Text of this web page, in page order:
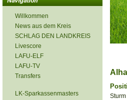
Willkommen
News aus dem Kreis
SCHLAG DEN LANDKREIS
Livescore
LAFU-ELF
LAFU-TV
Transfers
LK-Sparkassenmasters Sturm